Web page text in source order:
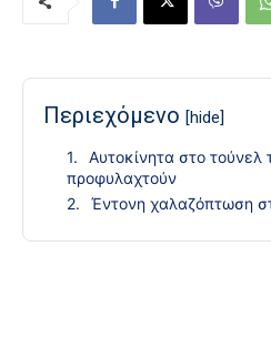
Περιεχόμενο [hide]
Αυτοκίνητα στο
προφυλαχτούν
Έντονη χαλαζόπτωση